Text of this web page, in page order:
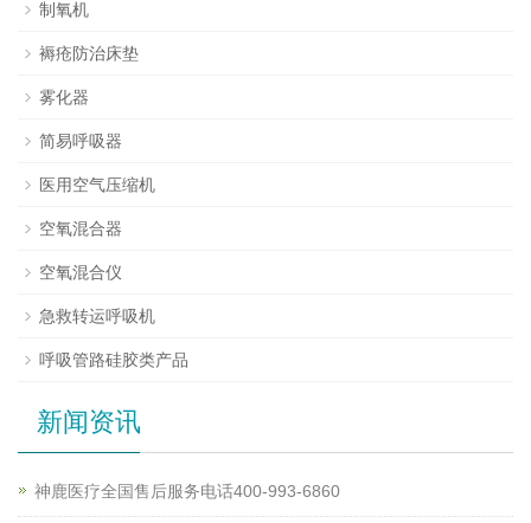
制氧机
褥疮防治床垫
雾化器
简易呼吸器
医用空气压缩机
空氧混合器
空氧混合仪
急救转运呼吸机
呼吸管路硅胶类产品
新闻资讯
神鹿医疗全国售后服务电话400-993-6860